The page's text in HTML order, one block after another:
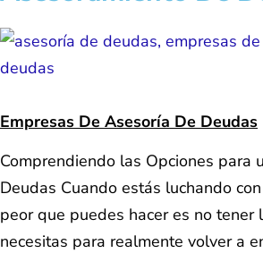
Empresas De Asesoría De Deudas
Comprendiendo las Opciones para
Deudas Cuando estás luchando
peor que puedes hacer es no tener
necesitas para realmente volver a